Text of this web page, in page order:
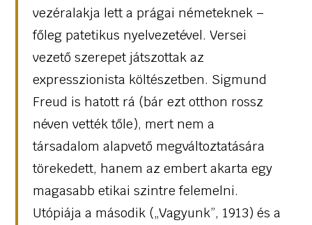
vezéralakja lett a prágai németeknek –
főleg patetikus nyelvezetével. Versei
vezető szerepet játszottak az
expresszionista költészetben. Sigmund
Freud is hatott rá (bár ezt otthon rossz
néven vették tőle), mert nem a
társadalom alapvető megváltoztatására
törekedett, hanem az embert akarta egy
magasabb etikai szintre felemelni.
Utópiája a második („Vagyunk”, 1913) és a